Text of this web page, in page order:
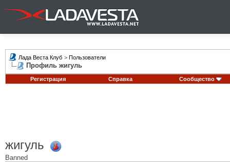
Лада Веста Клуб > Пользователи
Профиль жигуль
Регистрация Справка Сообщество
жигуль
Banned